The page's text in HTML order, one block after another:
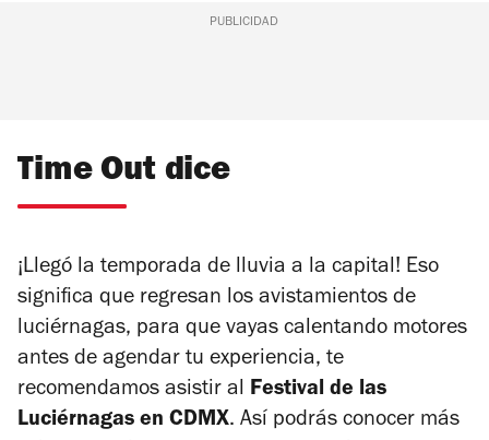
PUBLICIDAD
Time Out dice
¡Llegó la temporada de lluvia a la capital! Eso
significa que regresan los avistamientos de
luciérnagas, para que vayas calentando motores
antes de agendar tu experiencia, te
recomendamos asistir al Festival de las
Luciérnagas en CDMX. Así podrás conocer más